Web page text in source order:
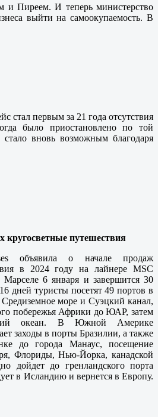
и Пиреем. И теперь министерство
выйти на самоокупаемость. В
стал первым за 21 года отсутствия
было приостановлено по той
вновь возможным благодаря
кругосветные путешествия
объявила о начале продаж
в 2024 году на лайнере MSC
Марселе 6 января и завершится 30
дней туристы посетят 49 портов в
Средиземное море и Суэцкий канал,
побережья Африки до ЮАР, затем
океан. В Южной Америке
заходы в порты Бразилии, а также
до города Манаус, посещение
Флориды, Нью-Йорка, канадской
дойдет до гренландского порта
в Исландию и вернется в Европу.